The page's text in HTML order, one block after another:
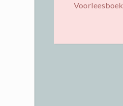
Voorleesboek